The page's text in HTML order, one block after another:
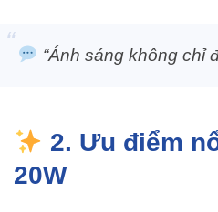
“Ánh sáng không chỉ
2. Ưu điểm
20W